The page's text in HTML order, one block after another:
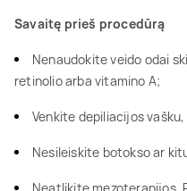
Savaitę prieš procedūrą
Nenaudokite veido odai
retinolio arba vitamino A;
Venkite depiliacijos
Nesileiskite botokso ar